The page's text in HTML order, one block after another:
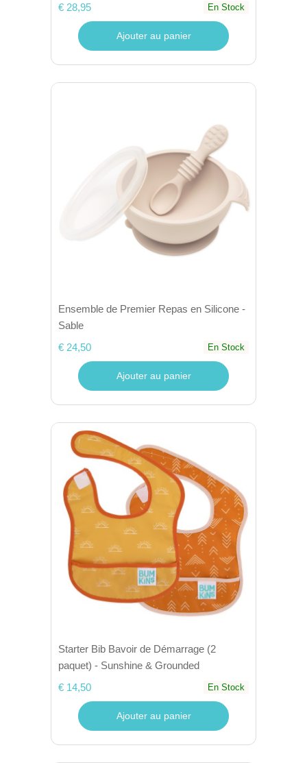
€ 28,95
En Stock
Ajouter au panier
Ensemble de Premier Repas en Silicone -
Sable
€ 24,50
En Stock
Ajouter au panier
Starter Bib Bavoir de Démarrage (2
paquet) - Sunshine & Grounded
€ 14,50
En Stock
Ajouter au panier